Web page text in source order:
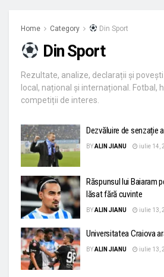
Home Category Din Sport
Din Sport
Rezultate, analize, declarații și
local, național și internațional. Fotbal,
competiții de interes.
Dezvăluire de senzație
BYALIN JIANU iulie 14,
Răspunsul lui Baiaram
lăsat fără cuvinte
BYALIN JIANU iulie 13,
Universitatea Craiova
BYALIN JIANU iulie 13,